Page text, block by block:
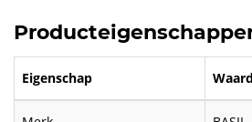
Eigenschap